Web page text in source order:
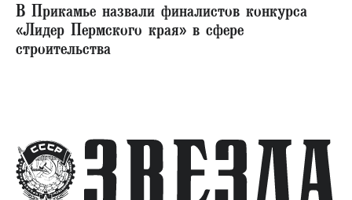
В Прикамье назвали финалистов конкурса
«Лидер Пермского края» в сфере
строительства